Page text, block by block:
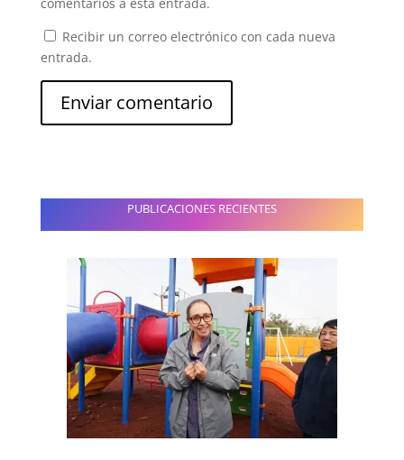
Recibir un correo electrónico con cada nueva
entrada.
PUBLICACIONES RECIENTES